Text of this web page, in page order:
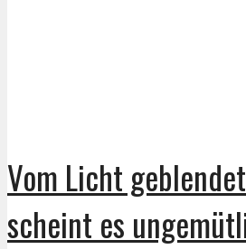
Vom Licht
scheint es